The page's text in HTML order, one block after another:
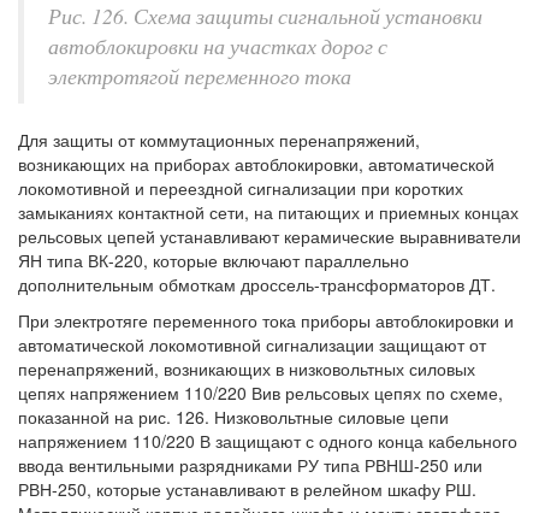
Рис. 126. Схема защиты сигнальной установки
автоблокировки на участках дорог с
электротягой переменного тока
Для защиты от коммутационных перенапряжений,
возникающих на приборах автоблокировки, автоматической
локомотивной и переездной сигнализации при коротких
замыканиях контактной сети, на питающих и приемных концах
рельсовых цепей устанавливают керамические выравниватели
ЯН типа ВК-220, которые включают параллельно
дополнительным обмоткам дроссель-трансформаторов ДТ.
При электротяге переменного тока приборы автоблокировки и
автоматической локомотивной сигнализации защищают от
перенапряжений, возникающих в низковольтных силовых
цепях напряжением 110/220 Вив рельсовых цепях по схеме,
показанной на рис. 126. Низковольтные силовые цепи
напряжением 110/220 В защищают с одного конца кабельного
ввода вентильными разрядниками РУ типа РВНШ-250 или
РВН-250, которые устанавливают в релейном шкафу РШ.